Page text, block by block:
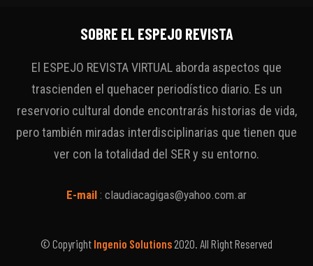
SOBRE EL ESPEJO REVISTA
El ESPEJO REVISTA VIRTUAL aborda aspectos que
trascienden el quehacer periodístico diario. Es un
reservorio cultural donde encontrarás historias de vida,
pero también miradas interdisciplinarias que tienen que
ver con la totalidad del SER y su entorno.
E-mail : claudiacagigas@yahoo.com.ar
© Copyright Ingenio Solutions 2020. All Right Reserved